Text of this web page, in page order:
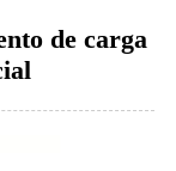
de carga